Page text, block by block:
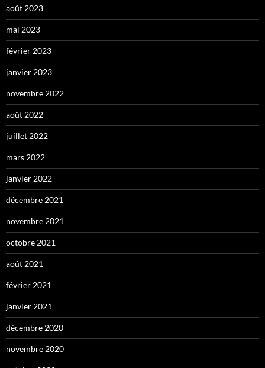
août 2023
mai 2023
février 2023
janvier 2023
novembre 2022
août 2022
juillet 2022
mars 2022
janvier 2022
décembre 2021
novembre 2021
octobre 2021
août 2021
février 2021
janvier 2021
décembre 2020
novembre 2020